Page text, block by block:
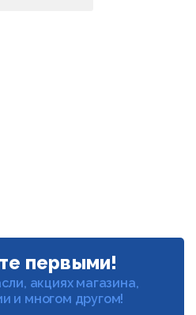
первыми!
акциях магазина,
и многом другом!